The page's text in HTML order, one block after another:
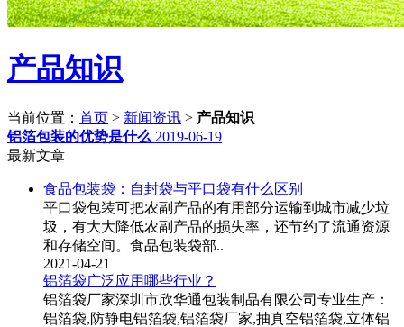
产品知识
当前位置： 首页 > 新闻资讯 > 产品知识
铝箔包装的优势是什么 2019-06-19
最新文章
食品包装袋：自封袋与平口袋有什么区别
平口袋包装可把农副产品的有用部分运输到城市减少垃
圾，有大大降低农副产品的损失率，还节约了流通资源
和存储空间。食品包装袋部..
2021-04-21
铝箔袋广泛应用哪些行业？
铝箔袋厂家深圳市欣华通包装制品有限公司专业生产：
铝箔袋,防静电铝箔袋,铝箔袋厂家,抽真空铝箔袋,立体铝